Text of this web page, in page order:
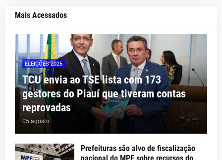
Mais Acessados
ELEIÇÕES 2026
TCU envia ao TSE lista com 173
gestores do Piauí que tiveram contas
reprovadas
05 agosto
Prefeituras são alvo de fiscalização